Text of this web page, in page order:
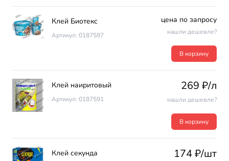
Клей Биотекс
Артикул: 0187597
цена по запросу
нашли дешевле?
В корзину
Клей наиритовый
Артикул: 0187591
269 ₽/л
нашли дешевле?
В корзину
Клей секунда 174 ₽/шт